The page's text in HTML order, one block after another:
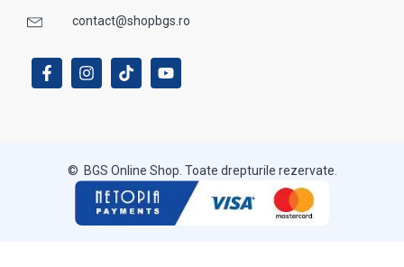
contact@shopbgs.ro
© BGS Online Shop. Toate drepturile rezervate.